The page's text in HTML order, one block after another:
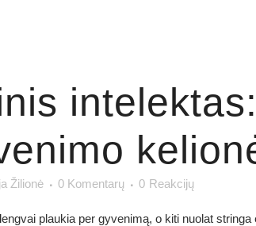
Žilionė 0 Komentarų 0 Reakcijų
plaukia per gyvenimą, o kiti nuolat